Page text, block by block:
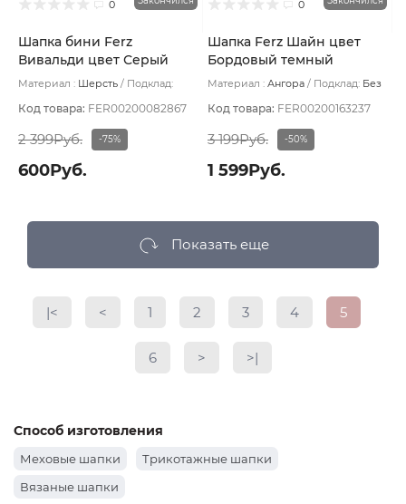
0
Шапка бини Ferz
Вивальди цвет Серый
Материал : Шерсть
Подклад:
Код товара: FER00200082867
2 399Руб. -75%
600Руб.
0
Шапка Ferz Шайн цвет
Бордовый темный
Материал : Ангора Подклад: Без
Код товара: FER00200163237
3 199Руб. -50%
1 599Руб.
Показать еще
|< < 1 2 3 4 5
6 > >|
Способ изготовления
Меховые шапки
Трикотажные шапки
Вязаные шапки